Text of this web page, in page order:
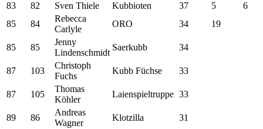
83
82 Sven Thiele Kubbioten 37 5
6
85
84
Rebecca
Carlyle
ORO 34 19
85 85
Jenny
Lindenschmidt
Saerkubb 34
87 103
Christoph
Fuchs
Kubb Füchse 33
87 105
Thomas
Köhler
Laienspieltruppe 33
89 86
Andreas
Wagner
Klotzilla 31